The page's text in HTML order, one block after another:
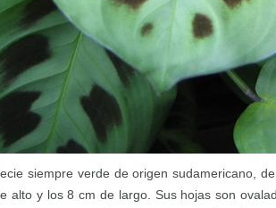
siempre verde de origen sudamericano,
alto y los 8 cm de largo. Sus hojas son